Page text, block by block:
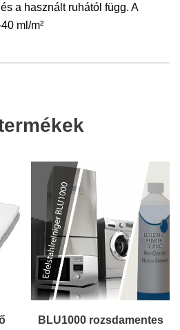
a használt ruhától függ. A
ml/m²
BLU1000 rozsdamentes